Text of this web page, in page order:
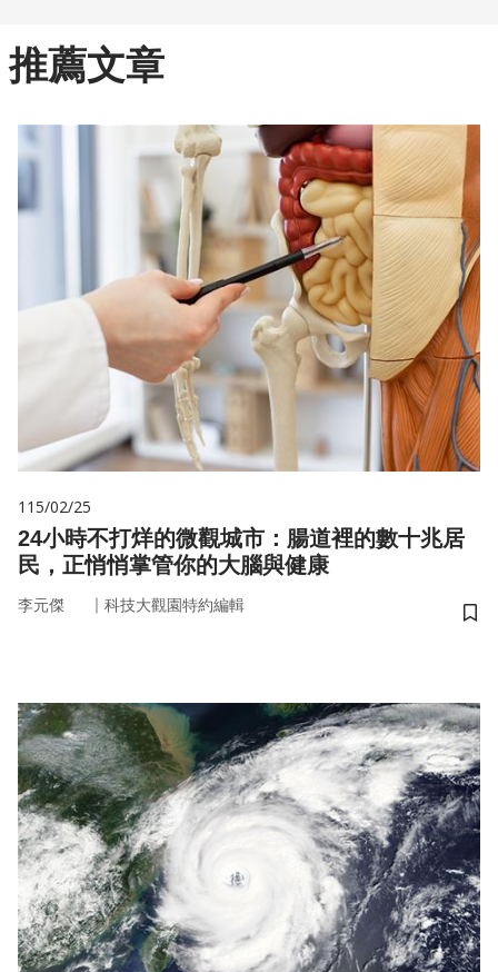
推薦文章
115/02/25
24小時不打烊的微觀城市：腸道裡的數十兆居
民，正悄悄掌管你的大腦與健康
李元傑 ｜ 科技大觀園特約編輯
儲